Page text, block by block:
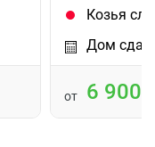
Козья
Дом сдан
от 6 900